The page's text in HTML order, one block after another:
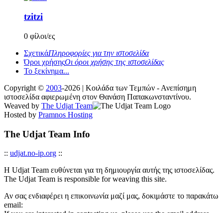
tzitzi
0 φίλοι/ες
ΣχετικάΠληροφορίες για την ιστοσελίδα
Όροι χρήσηςΟι όροι χρήσης της ιστοσελίδας
Το ξεκίνημα...
Copyright © 2003-2026 | Κοιλάδα των Τεμπών - Ανεπίσημη
ιστοσελίδα αφιερωμένη στον Θανάση Παπακωνσταντίνου.
Weaved by The Udjat Team
Hosted by Pramnos Hosting
The Udjat Team Info
:: udjat.no-ip.org ::
Η Udjat Team ευθύνεται για τη δημιουργία αυτής της ιστοσελίδας.
The Udjat Team is responsible for weaving this site.
Αν σας ενδιαφέρει η επικοινωνία μαζί μας, δοκιμάστε το παρακάτω
email: